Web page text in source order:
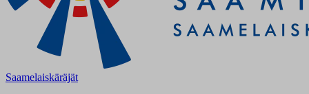
Saamelaiskäräjät